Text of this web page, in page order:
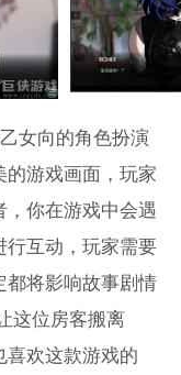
女向的角色扮演
游戏画面，玩家
你在游戏中会遇
互动，玩家需要
将影响故事剧情
这位房客搬离
欢这款游戏的